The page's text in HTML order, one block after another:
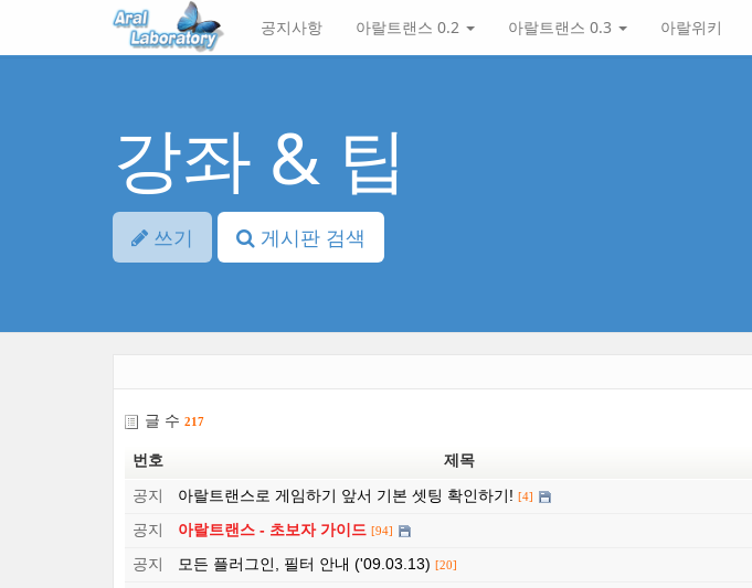
바
메
뉴
토
공지사항 아랄트랜스 0.2 아랄트랜스 0.3 아랄위키
강좌 & 팁
쓰기 게시판 검색
글 수 217
번호 제목
공지
아랄트랜스로 게임하기 앞서 기본 셋팅 확인하기! [4]
공지 아랄트랜스 - 초보자 가이드 [94]
공지 모든 플러그인, 필터 안내 ('09.03.13) [20]